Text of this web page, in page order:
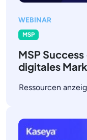
WEBINAR
MSP
MSP
digitales
Ressourcen